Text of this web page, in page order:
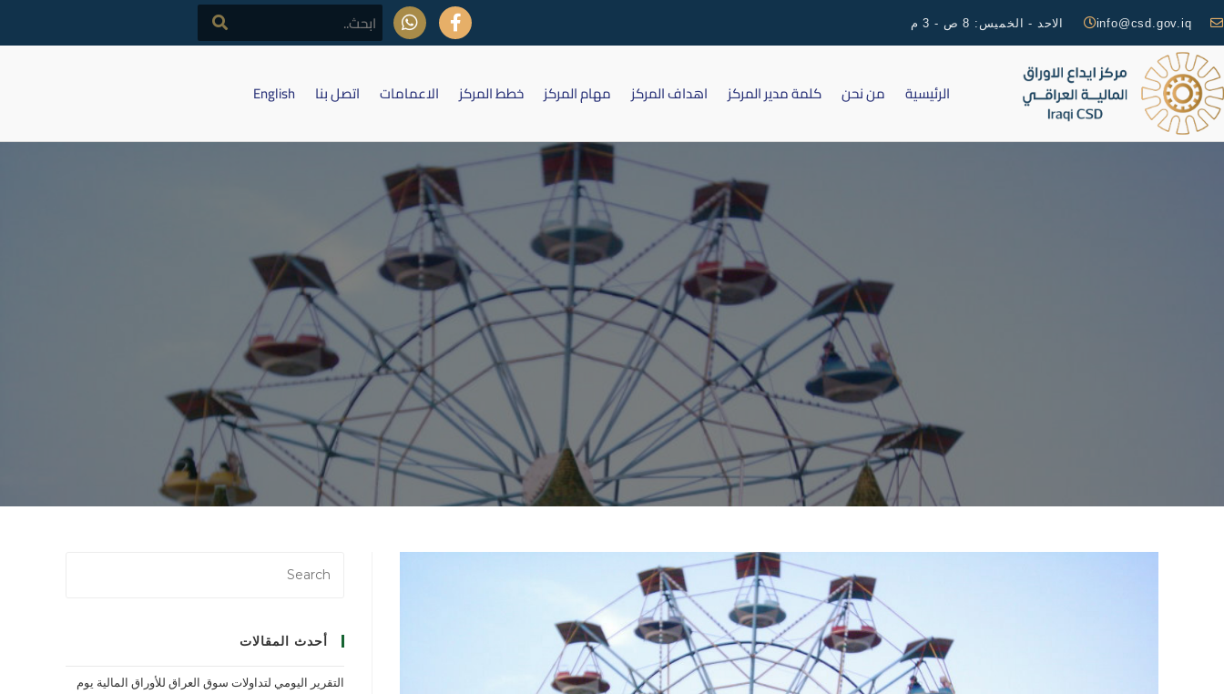
info@csd.gov.iq الاحد - الخميس: 8 ص - 3 م
الرئيسية من نحن كلمة مدير المركز اهداف المركز مهام المركز خطط المركز الاعمامات اتصل بنا English
شركة مدينة العاب الكرخ السياحية
أحدث المقالات
التقرير اليومي لتداولات سوق العراق للأوراق المالية يوم